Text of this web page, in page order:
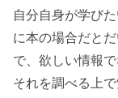
自分自身が学び
に本の場合だと
で、欲しい情報
それを調べる上